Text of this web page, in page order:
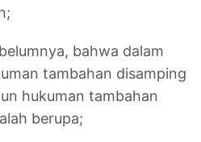
bahwa dalam
tambahan disamping
hukuman tambahan
berupa;